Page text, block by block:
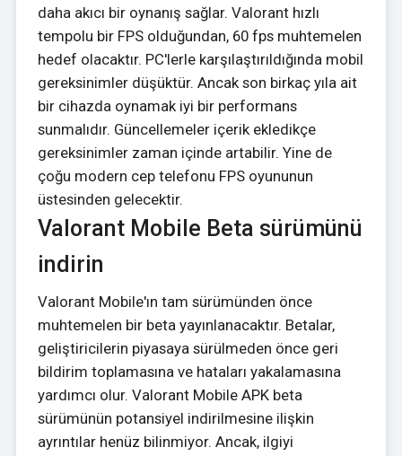
daha akıcı bir oynanış sağlar. Valorant hızlı
tempolu bir FPS olduğundan, 60 fps muhtemelen
hedef olacaktır. PC'lerle karşılaştırıldığında mobil
gereksinimler düşüktür. Ancak son birkaç yıla ait
bir cihazda oynamak iyi bir performans
sunmalıdır. Güncellemeler içerik ekledikçe
gereksinimler zaman içinde artabilir. Yine de
çoğu modern cep telefonu FPS oyununun
üstesinden gelecektir.
Valorant Mobile Beta sürümünü
indirin
Valorant Mobile'ın tam sürümünden önce
muhtemelen bir beta yayınlanacaktır. Betalar,
geliştiricilerin piyasaya sürülmeden önce geri
bildirim toplamasına ve hataları yakalamasına
yardımcı olur. Valorant Mobile APK beta
sürümünün potansiyel indirilmesine ilişkin
ayrıntılar henüz bilinmiyor. Ancak, ilgiyi